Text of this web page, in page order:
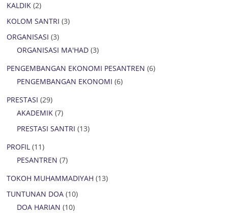
KALDIK (2)
KOLOM SANTRI (3)
ORGANISASI (3)
ORGANISASI MA'HAD (3)
PENGEMBANGAN EKONOMI PESANTREN (6)
PENGEMBANGAN EKONOMI (6)
PRESTASI (29)
AKADEMIK (7)
PRESTASI SANTRI (13)
PROFIL (11)
PESANTREN (7)
TOKOH MUHAMMADIYAH (13)
TUNTUNAN DOA (10)
DOA HARIAN (10)